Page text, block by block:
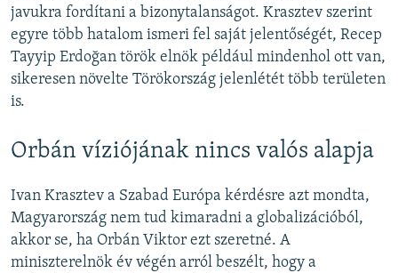
javukra fordítani a bizonytalanságot. Krasztev szerint
egyre több hatalom ismeri fel saját jelentőségét, Recep
Tayyip Erdoğan török elnök például mindenhol ott van,
sikeresen növelte Törökország jelenlétét több területen
is.
Orbán víziójának nincs valós alapja
Ivan Krasztev a Szabad Európa kérdésre azt mondta,
Magyarország nem tud kimaradni a globalizációból,
akkor se, ha Orbán Viktor ezt szeretné. A
miniszterelnök év végén arról beszélt, hogy a